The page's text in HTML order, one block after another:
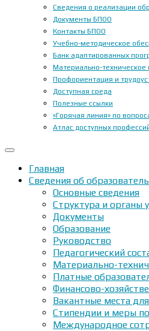
Сведения о реализации
Документы БПОО
Контакты БПОО
Учебно-методическое
Банк адаптированных
Материально-техническое
Профориентация и
Доступная среда
Полезные ссылки
«Горячая линия» по
Атлас доступных
Главная
Сведения об
Основные сведения
Структура и органы
Документы
Образование
Руководство
Педагогический
Материально-
Платные
Финансово-
Вакантные места
Стипендии и меры
Международное